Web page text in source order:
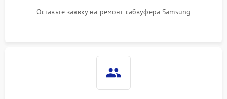
Оставьте заявку на ремонт сабвуфера Samsung